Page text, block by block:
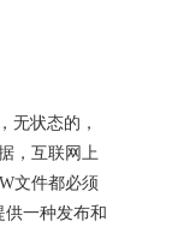
无状态的，
，互联网上
文件都必须
一种发布和